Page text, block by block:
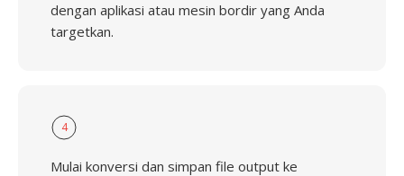
dengan aplikasi atau mesin bordir yang Anda
targetkan.
4
Mulai konversi dan simpan file output ke